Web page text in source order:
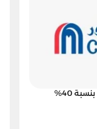
كود خصم كارفور أول طلب بنسبة 40%